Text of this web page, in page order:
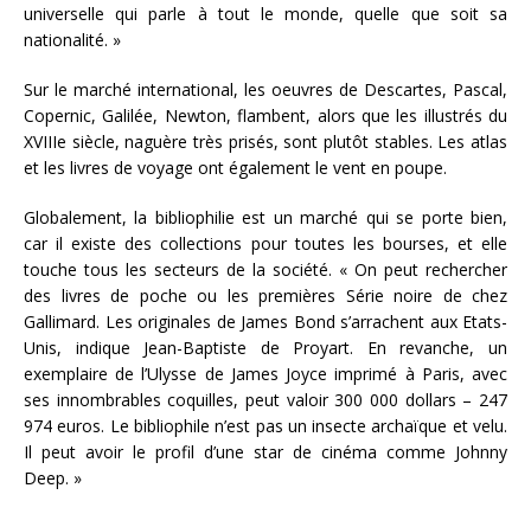
universelle qui parle à tout le monde, quelle que soit sa
nationalité. »
Sur le marché international, les oeuvres de Descartes, Pascal,
Copernic, Galilée, Newton, flambent, alors que les illustrés du
XVIIIe siècle, naguère très prisés, sont plutôt stables. Les atlas
et les livres de voyage ont également le vent en poupe.
Globalement, la bibliophilie est un marché qui se porte bien,
car il existe des collections pour toutes les bourses, et elle
touche tous les secteurs de la société. « On peut rechercher
des livres de poche ou les premières Série noire de chez
Gallimard. Les originales de James Bond s’arrachent aux Etats-
Unis, indique Jean-Baptiste de Proyart. En revanche, un
exemplaire de l’Ulysse de James Joyce imprimé à Paris, avec
ses innombrables coquilles, peut valoir 300 000 dollars – 247
974 euros. Le bibliophile n’est pas un insecte archaïque et velu.
Il peut avoir le profil d’une star de cinéma comme Johnny
Deep. »